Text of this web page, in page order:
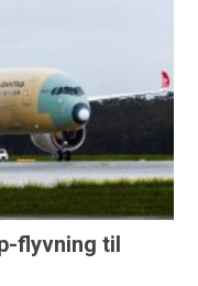
flyvning til